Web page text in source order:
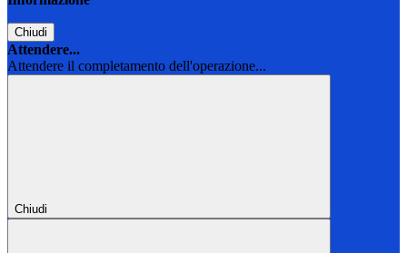
Chiudi
Attendere...
Attendere il completamento dell'operazione...
Chiudi